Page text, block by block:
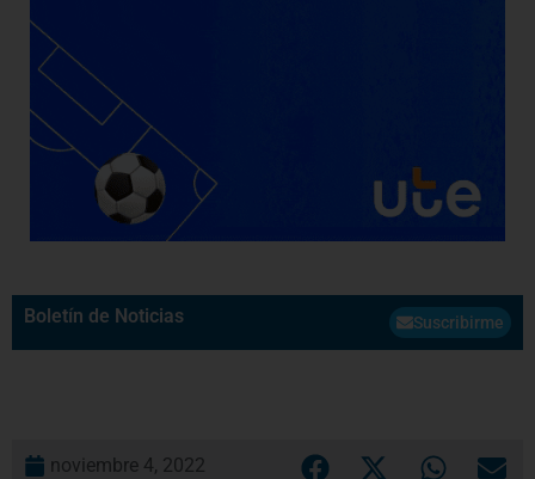
Boletín de Noticias Suscribirme
noviembre 4, 2022